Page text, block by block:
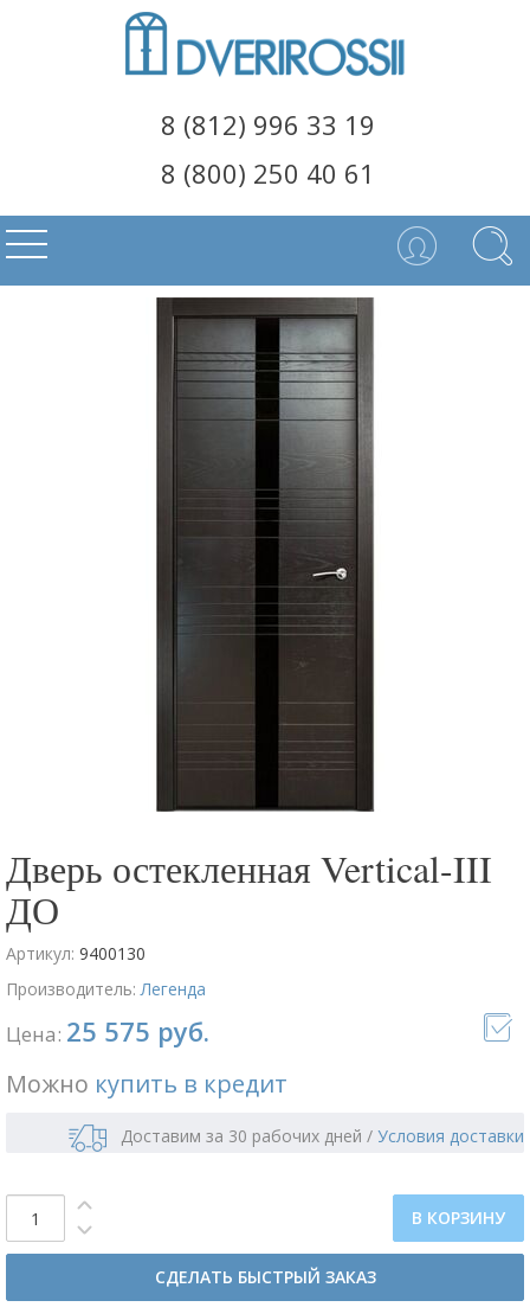
8 (812) 996 33 19
8 (800) 250 40 61
Дверь остекленная Vertical-III
ДО
Артикул: 9400130
Производитель:Легенда
Цена: 25 575 руб.
Можно купить в кредит
Доставим за 30 рабочих дней / Условия доставки
В КОРЗИНУ
СДЕЛАТЬ БЫСТРЫЙ ЗАКАЗ